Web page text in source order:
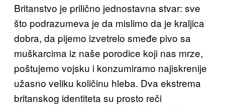
Britanstvo je prilično jednostavna stvar: sve
što podrazumeva je da mislimo da je kraljica
dobra, da pijemo izvetrelo smeđe pivo sa
muškarcima iz naše porodice koji nas mrze,
poštujemo vojsku i konzumiramo najiskrenije
užasno veliku količinu hleba. Dva ekstrema
britanskog identiteta su prosto reči